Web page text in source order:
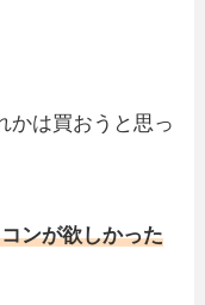
かは買おうと思っ
ンが欲しかった